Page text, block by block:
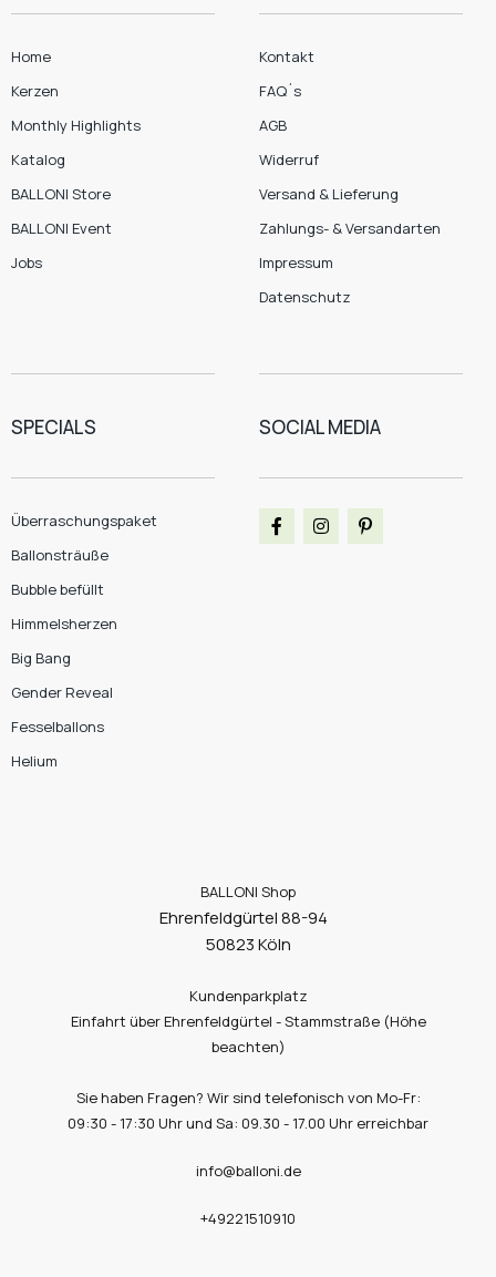
Home
Kerzen
Monthly Highlights
Katalog
BALLONI Store
BALLONI Event
Jobs
Kontakt
FAQ´s
AGB
Widerruf
Versand & Lieferung
Zahlungs- & Versandarten
Impressum
Datenschutz
SPECIALS
Überraschungspaket
Ballonsträuße
Bubble befüllt
Himmelsherzen
Big Bang
Gender Reveal
Fesselballons
Helium
SOCIAL MEDIA
BALLONI Shop
Ehrenfeldgürtel 88-94
50823 Köln
Kundenparkplatz
Einfahrt über Ehrenfeldgürtel - Stammstraße (Höhe
beachten)
Sie haben Fragen? Wir sind telefonisch von Mo-Fr:
09:30 - 17:30 Uhr und Sa: 09.30 - 17.00 Uhr erreichbar
info@balloni.de
+49221510910